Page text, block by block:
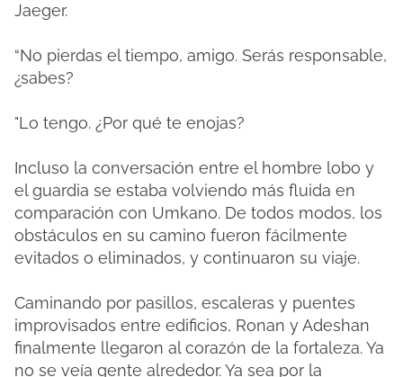
Jaeger.
“No pierdas el tiempo, amigo. Serás responsable,
¿sabes?
"Lo tengo. ¿Por qué te enojas?
Incluso la conversación entre el hombre lobo y
el guardia se estaba volviendo más fluida en
comparación con Umkano. De todos modos, los
obstáculos en su camino fueron fácilmente
evitados o eliminados, y continuaron su viaje.
Caminando por pasillos, escaleras y puentes
improvisados ​​entre edificios, Ronan y Adeshan
finalmente llegaron al corazón de la fortaleza. Ya
no se veía gente alrededor. Ya sea por la